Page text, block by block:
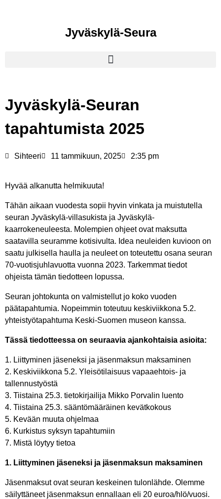
Jyväskylä-Seura
Jyväskylä-Seuran
tapahtumista 2025
Sihteeri 11 tammikuun, 2025 2:35 pm
Hyvää alkanutta helmikuuta!
Tähän aikaan vuodesta sopii hyvin vinkata ja muistutella
seuran Jyväskylä-villasukista ja Jyväskylä-
kaarrokeneuleesta. Molempien ohjeet ovat maksutta
saatavilla seuramme kotisivulta. Idea neuleiden kuvioon on
saatu julkisella haulla ja neuleet on toteutettu osana seuran
70-vuotisjuhlavuotta vuonna 2023. Tarkemmat tiedot
ohjeista tämän tiedotteen lopussa.
Seuran johtokunta on valmistellut jo koko vuoden
päätapahtumia. Nopeimmin toteutuu keskiviikkona 5.2.
yhteistyötapahtuma Keski-Suomen museon kanssa.
Tässä tiedotteessa on seuraavia ajankohtaisia asioita:
1. Liittyminen jäseneksi ja jäsenmaksun maksaminen
2. Keskiviikkona 5.2. Yleisötilaisuus vapaaehtois- ja
tallennustyöstä
3. Tiistaina 25.3. tietokirjailija Mikko Porvalin luento
4. Tiistaina 25.3. sääntömääräinen kevätkokous
5. Kevään muuta ohjelmaa
6. Kurkistus syksyn tapahtumiin
7. Mistä löytyy tietoa
1. Liittyminen jäseneksi ja jäsenmaksun maksaminen
Jäsenmaksut ovat seuran keskeinen tulonlähde. Olemme
säilyttäneet jäsenmaksun ennallaan eli 20 euroa/hlö/vuosi.